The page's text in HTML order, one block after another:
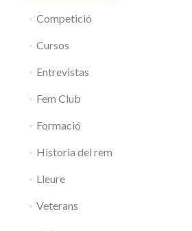
Competició
Cursos
Entrevistas
Fem Club
Formació
Historia del rem
Lleure
Veterans